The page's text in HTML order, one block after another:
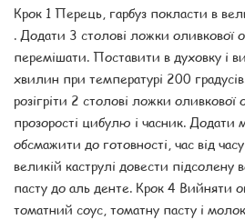
Крок 1 Перець, гарбуз покласти в
. Додати 3 столові ложки оливкової
перемішати. Поставити в духовку і
хвилин при температурі 200
розігріти 2 столові ложки оливкової
прозорості цибулю і часник. Додати
обсмажити до готовності, час від
великій каструлі довести підсолену
пасту до аль денте. Крок 4 Вийняти
томатний соус, томатну пасту і